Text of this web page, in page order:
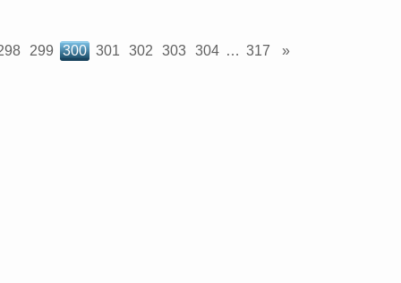
299 300 301 302 303 304 … 317 »